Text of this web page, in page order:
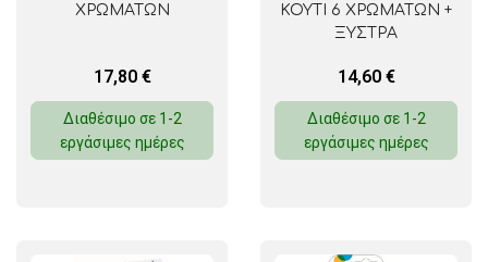
ΧΡΩΜΑΤΩΝ
17,80 €
Διαθέσιμο σε 1-2
εργάσιμες ημέρες
ΚΟΥΤΙ 6 ΧΡΩΜΑΤΩΝ +
ΞΥΣΤΡΑ
14,60 €
Διαθέσιμο σε 1-2
εργάσιμες ημέρες